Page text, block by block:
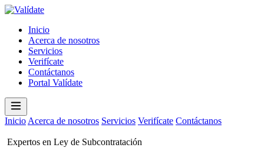
Inicio
Acerca de nosotros
Servicios
Verifícate
Contáctanos
Portal Valídate
Inicio Acerca de nosotros Servicios Verifícate Contáctanos
Expertos en Ley de Subcontratación